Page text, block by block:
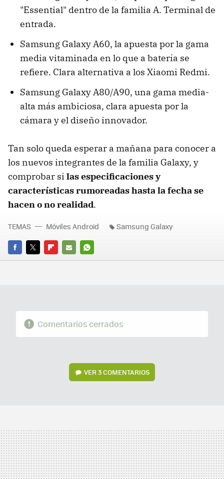
"Essential" dentro de la familia A. Terminal de
entrada.
Samsung Galaxy A60, la apuesta por la gama
media vitaminada en lo que a batería se
refiere. Clara alternativa a los Xiaomi Redmi.
Samsung Galaxy A80/A90, una gama media-
alta más ambiciosa, clara apuesta por la
cámara y el diseño innovador.
Tan solo queda esperar a mañana para conocer a
los nuevos integrantes de la familia Galaxy, y
comprobar si las especificaciones y
características rumoreadas hasta la fecha se
hacen o no realidad.
FACEBOOK
TWITTERFLIPBOARD
E-
WHATSAPP
TEMAS Móviles Android Samsung Galaxy
Comentarios cerrados
VER3 COMENTARIOS